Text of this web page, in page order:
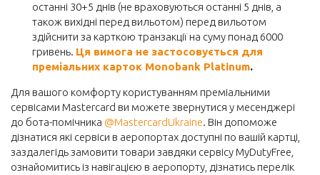
останні 30+5 днів (не враховуються останні 5 днів, а
також вихідні перед вильотом) перед вильотом
здійснити за карткою транзакції на суму понад 6000
гривень. Ця вимога не застосовується для
преміальних карток Monobank Platinum.
Для вашого комфорту користуванням преміальними
сервісами Mastercard ви можете звернутися у месенджері
до бота-помічника @MastercardUkraine. Він допоможе
дізнатися які сервіси в аеропортах доступні по вашій картці,
заздалегідь замовити товари завдяки сервісу MyDutyFree,
ознайомитись із навігацією в аеропорту, дізнатись перелік